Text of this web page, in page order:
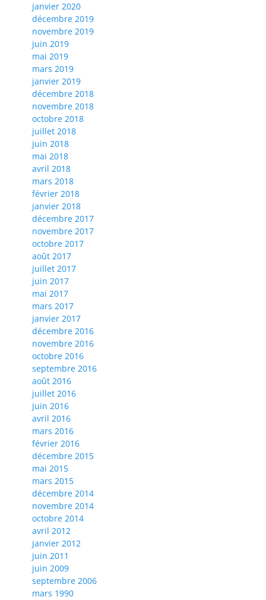
janvier 2020
décembre 2019
novembre 2019
juin 2019
mai 2019
mars 2019
janvier 2019
décembre 2018
novembre 2018
octobre 2018
juillet 2018
juin 2018
mai 2018
avril 2018
mars 2018
février 2018
janvier 2018
décembre 2017
novembre 2017
octobre 2017
août 2017
juillet 2017
juin 2017
mai 2017
mars 2017
janvier 2017
décembre 2016
novembre 2016
octobre 2016
septembre 2016
août 2016
juillet 2016
juin 2016
avril 2016
mars 2016
février 2016
décembre 2015
mai 2015
mars 2015
décembre 2014
novembre 2014
octobre 2014
avril 2012
janvier 2012
juin 2011
juin 2009
septembre 2006
mars 1990